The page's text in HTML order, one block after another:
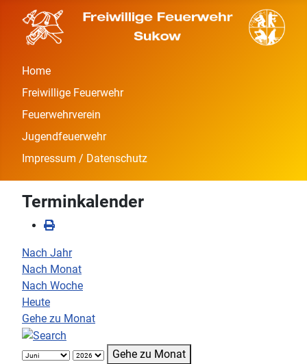
Home
Freiwillige Feuerwehr
Feuerwehrverein
Jugendfeuerwehr
Impressum / Datenschutz
Terminkalender
Nach Jahr
Nach Monat
Nach Woche
Heute
Gehe zu Monat
Gehe zu Monat